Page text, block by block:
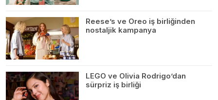
Reese’s ve Oreo iş birliğinden
nostaljik kampanya
LEGO ve Olivia Rodrigo’dan
sürpriz iş birliği